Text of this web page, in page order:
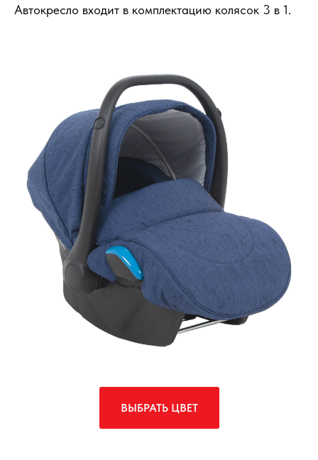
Автокресло входит в комплектацию колясок 3 в 1.
ВЫБРАТЬ ЦВЕТ